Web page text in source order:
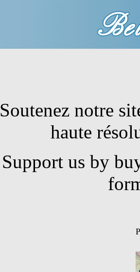
Soutenez notre
haute
Support us by